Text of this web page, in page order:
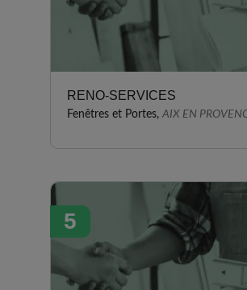
RENO-SERVICES
Fenêtres et Portes, AIX EN
5